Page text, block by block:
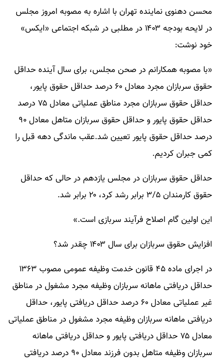
محسن دهنوی نماینده تهران با اشاره به مصوبه امروز مجلس
در لایحه بودجه ۱۴۰۳ در مطلبی در شبکه اجتماعی «ایکس»
خود نوشت:
«با مصوبه همکارانم در صحن مجلس، برای سال آینده حداقل
حقوق سربازان مجرد معادل ۶۰ درصد حداقل حقوق پایور،
حداقل حقوق سربازان مجرد مناطق عملیاتی معادل ۷۵ درصد
حداقل حقوق پایور و حداقل حقوق سربازان متاهل معادل ۹۰
درصد حداقل حقوق پایور تعیین شد.عقب ماندگی دهه قبل را
کمی جبران کردیم.
حداقل حقوق سربازان در مجلس یازدهم در حالی که حداقل
حقوق کارمندان ۳/۵ برابر رشد کرد، ۲۰ برابر شد.
‌این اولین گام اصلاح فرآیند سربازی است.»
افزایش حقوق سربازان برای سال ۱۴۰۳ چقدر شد؟
در اجرای ماده ۴۵ قانون خدمت وظیفه عمومی مصوب ۱۳۶۳
حداقل دریافتی ماهانه سربازان وظیفه مجرد مشغول در مناطق
غیر عملیاتی معادل ۶۰ درصد حداقل دریافتی پایور، حداقل
دریافتی ماهانه سربازان وظیفه مجرد مشغول در مناطق عملیاتی
معادل ۷۵ حداقل دریافتی پایور و حداقل دریافتی ماهانه
سربازان وظیفه متاهل بدون فرزند معادل ۹۰ درصد دریافتی